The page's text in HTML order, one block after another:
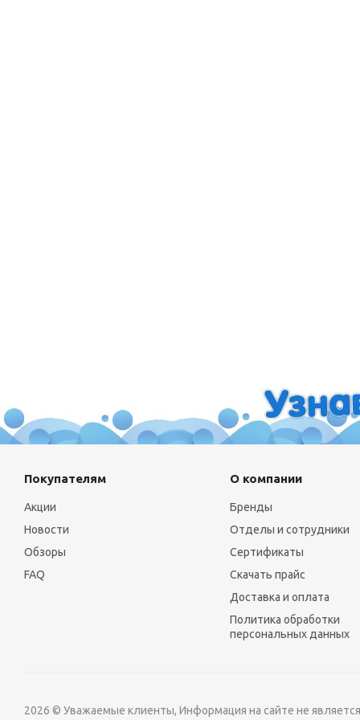
Покупателям
Акции
Новости
Обзоры
FAQ
О компании
Бренды
Отделы и сотрудники
Сертификаты
Скачать прайс
Доставка и оплата
Политика обработки
персональных данных
2026 © Уважаемые клиенты, Информация на сайте не